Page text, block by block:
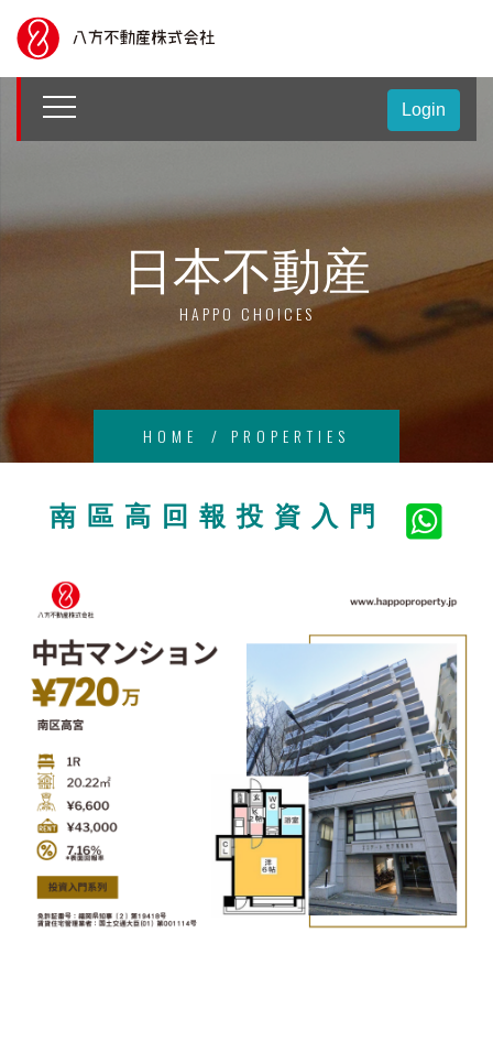
Login
日本不動産
HAPPO CHOICES
HOME PROPERTIES
南區高回報投資入門